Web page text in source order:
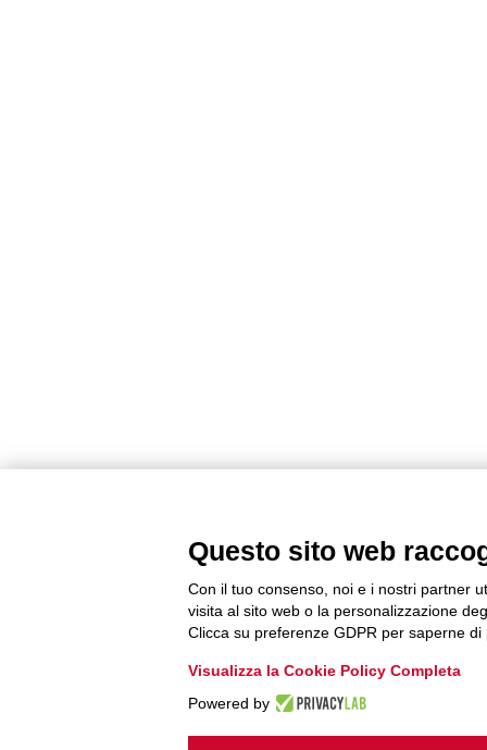
Questo sito web
Con il tuo consenso, noi e i nostri partner
visita al sito web o la personalizzazione
Clicca su preferenze GDPR per saperne di
Visualizza la Cookie Policy Completa
Powered by